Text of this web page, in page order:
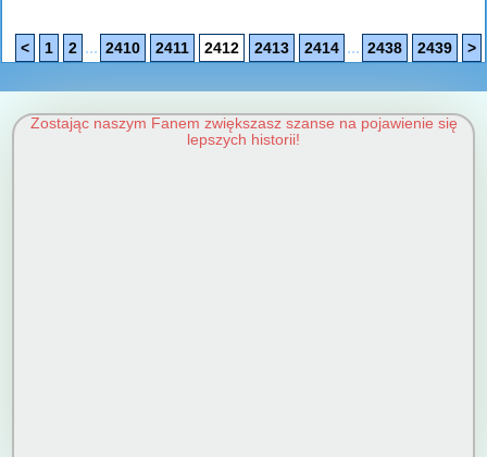
< 1 2 ... 2410 2411 2412 2413 2414 ... 2438 2439 >
Zostając naszym Fanem zwiększasz szanse na pojawienie się
lepszych historii!